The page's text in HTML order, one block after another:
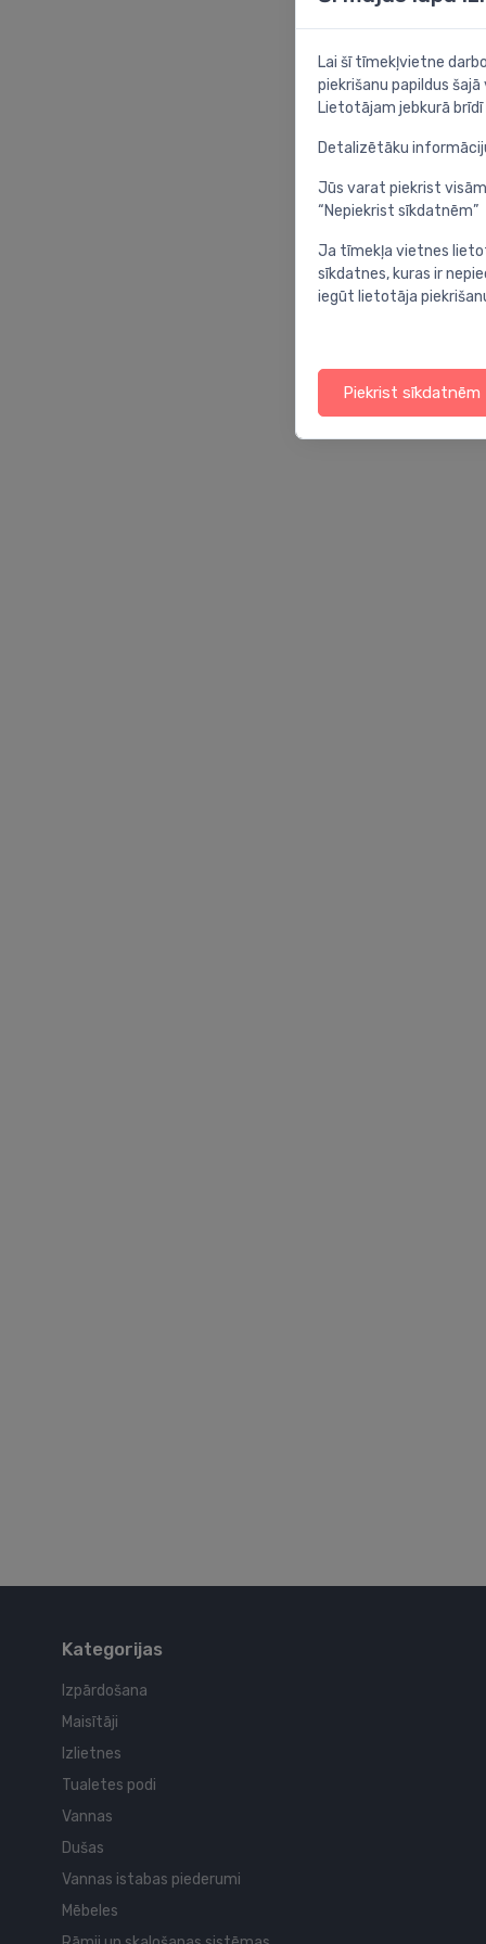
Kategorijas
Izpārdošana
Maisītāji
Izlietnes
Tualetes podi
Vannas
Dušas
Vannas istabas piederumi
Mēbeles
Lai šī tīmekļvietne
piekrišanu papildus
Lietotājam jebkurā
Detalizētāku
Jūs varat piekrist
“Nepiekrist sīkdatnēm”
Ja tīmekļa vietnes
sīkdatnes, kuras ir
iegūt lietotāja
Piekrist sīkdatnēm